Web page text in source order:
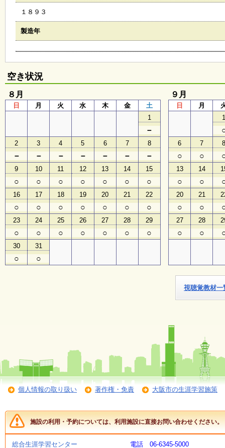
会
ギ
ラ
オ
ン
ラ
ガ
ジ
ン
い
ち
ょ
う
並
木
子
ど
も
ル
マ
録
１８９３
製造年
空き状況
８月
日 月 火 水 木 金
土
1
－
2
－
3
－
4
－
5
－
6
－
7
－
8
－
9
○
10
○
11
○
12
○
13
○
14
○
15
○
16
○
17
○
18
○
19
○
20
○
21
○
22
○
23
○
24
○
25
○
26
○
27
○
28
○
29
○
30
○
31
○
９月
日 月
6
○
7
○
13
○
14
○
20
○
21
○
27
○
28
○
視聴覚教材一
個人情報の取り扱い 著作権・免責 大阪市の生涯学習施策
施設の利用・予約については、利用施設に直接お問い合わせください。
総合生涯学習センター 電話 06-6345-5000